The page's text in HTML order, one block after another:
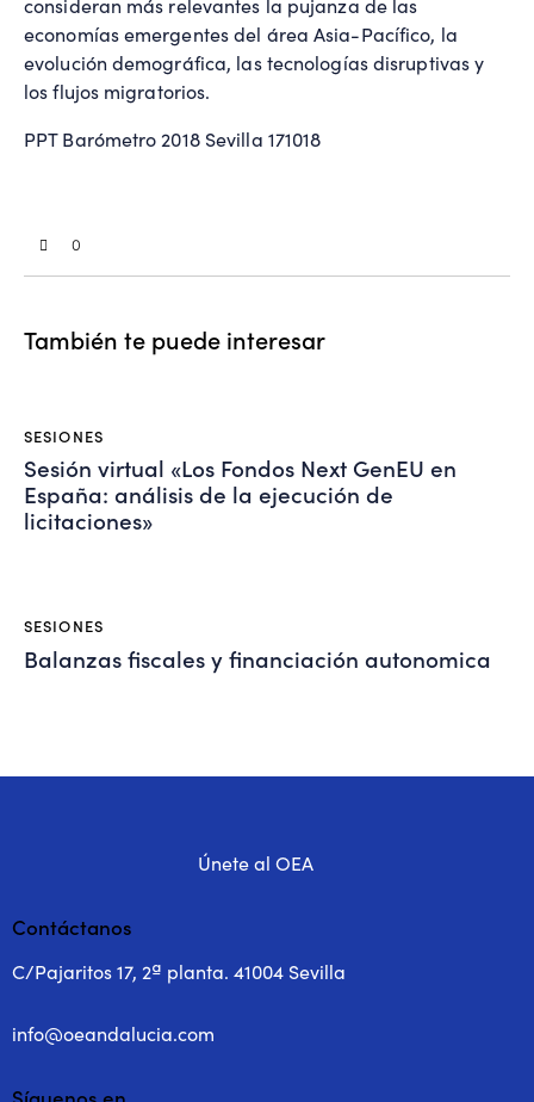
consideran más relevantes la pujanza de las
economías emergentes del área Asia-Pacífico, la
evolución demográfica, las tecnologías disruptivas y
los flujos migratorios.
PPT Barómetro 2018 Sevilla 171018
0
También te puede interesar
SESIONES
Sesión virtual «Los Fondos Next GenEU en
España: análisis de la ejecución de
licitaciones»
SESIONES
Balanzas fiscales y financiación autonomica
Únete al OEA
Contáctanos
C/Pajaritos 17, 2ª planta. 41004 Sevilla
info@oeandalucia.com